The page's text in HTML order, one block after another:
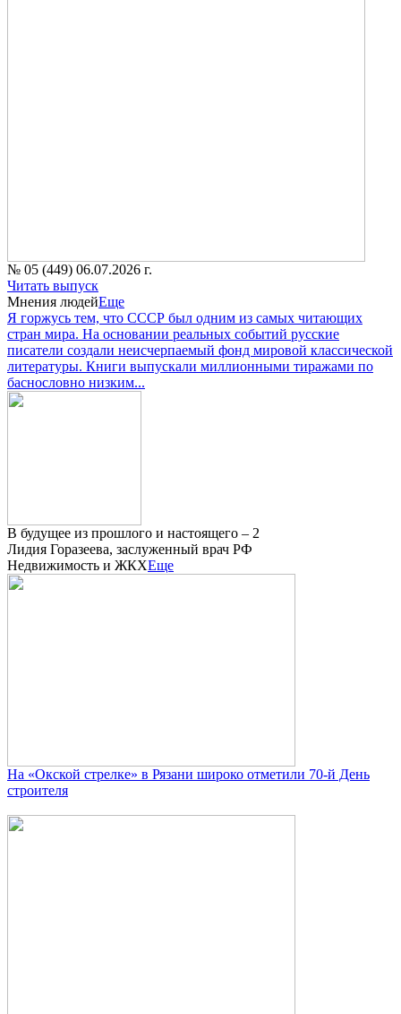
№ 05 (449) 06.07.2026 г.
Читать выпуск
Мнения людейЕще
Я горжусь тем, что СССР был одним из самых читающих
стран мира. На основании реальных событий русские
писатели создали неисчерпаемый фонд мировой классической
литературы. Книги выпускали миллионными тиражами по
баснословно низким...
В будущее из прошлого и настоящего – 2
Лидия Горазеева, заслуженный врач РФ
Недвижимость и ЖКХЕще
На «Окской стрелке» в Рязани широко отметили 70-й День
строителя